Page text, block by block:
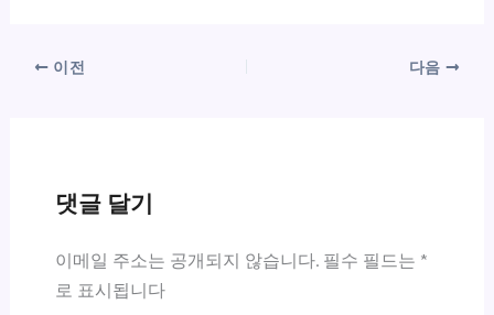
이전 다음
댓글 달기
이메일 주소는 공개되지 않습니다. 필수 필드는 *
로 표시됩니다